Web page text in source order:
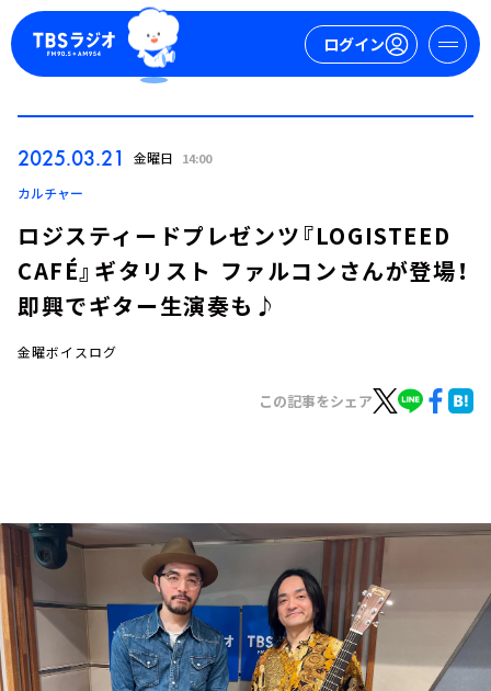
ログイン
イベント・グッズ
YouTube
会社情報
2025.03.21 金曜日 14:00
カルチャー
ロジスティードプレゼンツ『LOGISTEED
CAFÉ』ギタリスト ファルコンさんが登場！
即興でギター生演奏も♪
金曜ボイスログ
この記事をシェア